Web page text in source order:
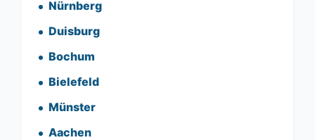
Nürnberg
Duisburg
Bochum
Bielefeld
Münster
Aachen